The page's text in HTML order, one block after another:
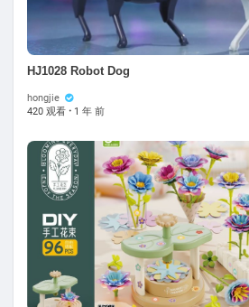
HJ1028 Robot Dog
hongjie
420 观看 · 1 年 前